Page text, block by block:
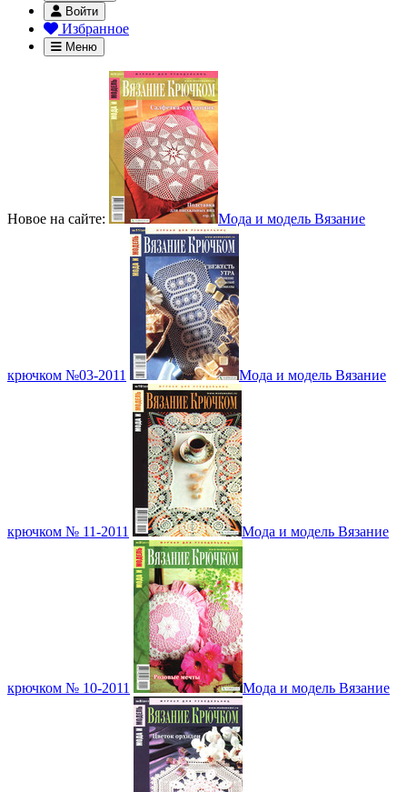
Войти
Избранное
Меню
Новое на сайте: Мода и модель Вязание
крючком №03-2011 Мода и модель Вязание
крючком № 11-2011 Мода и модель Вязание
крючком № 10-2011 Мода и модель Вязание